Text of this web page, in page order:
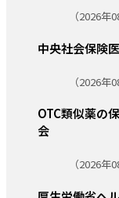
（2026年
中央社会保険
（2026年
OTC類似薬の
会
（2026年